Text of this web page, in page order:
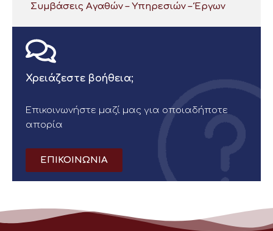
Συμβάσεις Αγαθών – Υπηρεσιών – Έργων
Χρειάζεστε βοήθεια;
Επικοινωνήστε μαζί μας για οποιαδήποτε
απορία
ΕΠΙΚΟΙΝΩΝΙΑ